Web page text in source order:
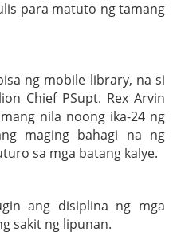
para matuto ng tamang
ng mobile library, na si
Chief PSupt. Rex Arvin
nila noong ika-24 ng
maging bahagi na ng
sa mga batang kalye.
ang disiplina ng mga
sakit ng lipunan.